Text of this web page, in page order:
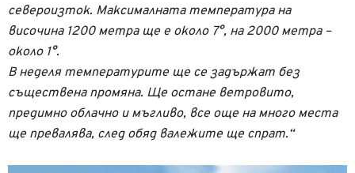
североизток. Максималната температура на
височина 1200 метра ще е около 7°, на 2000 метра –
около 1°.
В неделя температурите ще се задържат без
съществена промяна. Ще остане ветровито,
предимно облачно и мъгливо, все още на много места
ще превалява, след обяд валежите ще спрат.“